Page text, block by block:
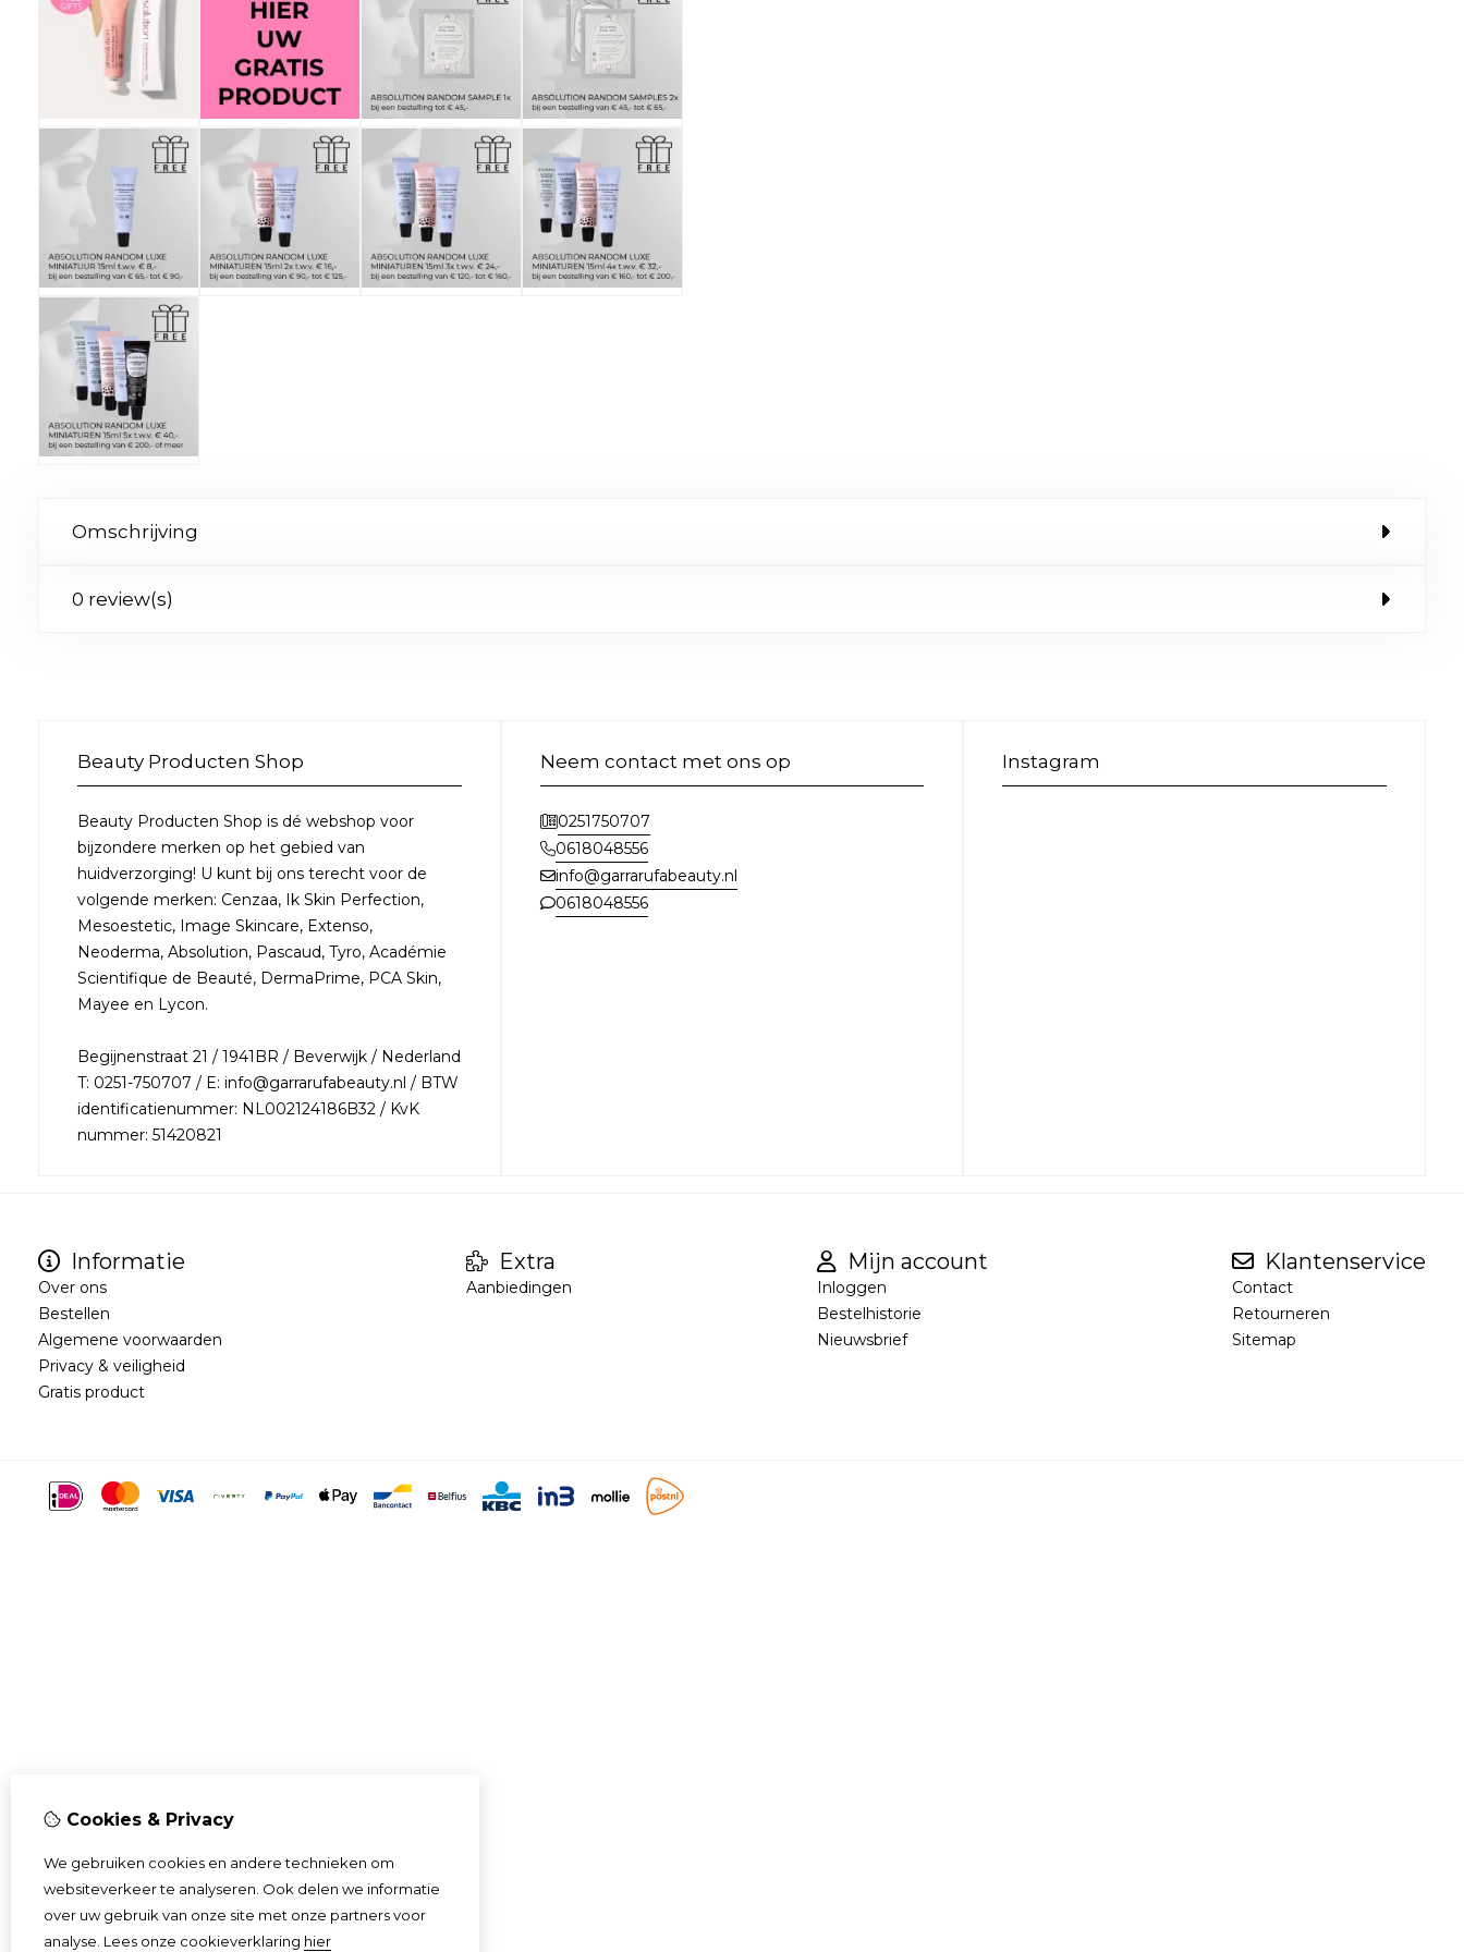
Omschrijving
0 review(s)
Beauty Producten Shop
Beauty Producten Shop is dé webshop voor
bijzondere merken op het gebied van
huidverzorging! U kunt bij ons terecht voor de
volgende merken: Cenzaa, Ik Skin Perfection,
Mesoestetic, Image Skincare, Extenso,
Neoderma, Absolution, Pascaud, Tyro, Académie
Scientifique de Beauté, DermaPrime, PCA Skin,
Mayee en Lycon.
Begijnenstraat 21 / 1941BR / Beverwijk / Nederland
T: 0251-750707 / E: info@garrarufabeauty.nl / BTW
identificatienummer: NL002124186B32 / KvK
nummer: 51420821
Neem contact met ons op
0251750707
0618048556
info@garrarufabeauty.nl
0618048556
Instagram
Informatie
Over ons
Bestellen
Algemene voorwaarden
Privacy & veiligheid
Gratis product
Extra
Aanbiedingen
Mijn account
Inloggen
Bestelhistorie
Nieuwsbrief
Klantenservice
Contact
Retourneren
Sitemap
Cookies & Privacy
We gebruiken cookies en andere technieken om
websiteverkeer te analyseren. Ook delen we informatie
over uw gebruik van onze site met onze partners voor
analyse. Lees onze cookieverklaring hier